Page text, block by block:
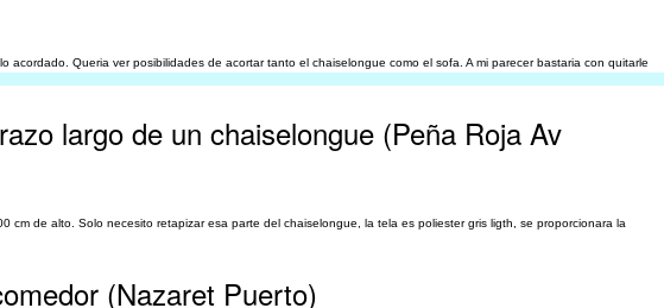
Queria ver posibilidades de acortar tanto el chaiselongue como el sofa. A mi parecer bastaria con quitarle
largo de un chaiselongue (Peña Roja Av
de alto. Solo necesito retapizar esa parte del chaiselongue, la tela es poliester gris ligth, se proporcionara la
(Nazaret Puerto)